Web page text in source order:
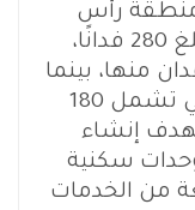
رأس
الحكمة على مساحة إجمالية تبلغ 280 فدانًا،
الشركة تطوير نحو 100 فدان منها، بينما
تواصل تنفيذ المرحلة الثانية التي تشمل 180
إنشاء
سكنية
من الخدمات